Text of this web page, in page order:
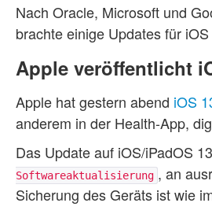
Nach Oracle, Microsoft und
brachte einige Updates für
Apple veröffentlicht
Apple hat gestern abend iOS
anderem in der Health-App,
Das Update auf iOS/iPadOS
Softwareaktualisierung , an
Sicherung des Geräts ist wie